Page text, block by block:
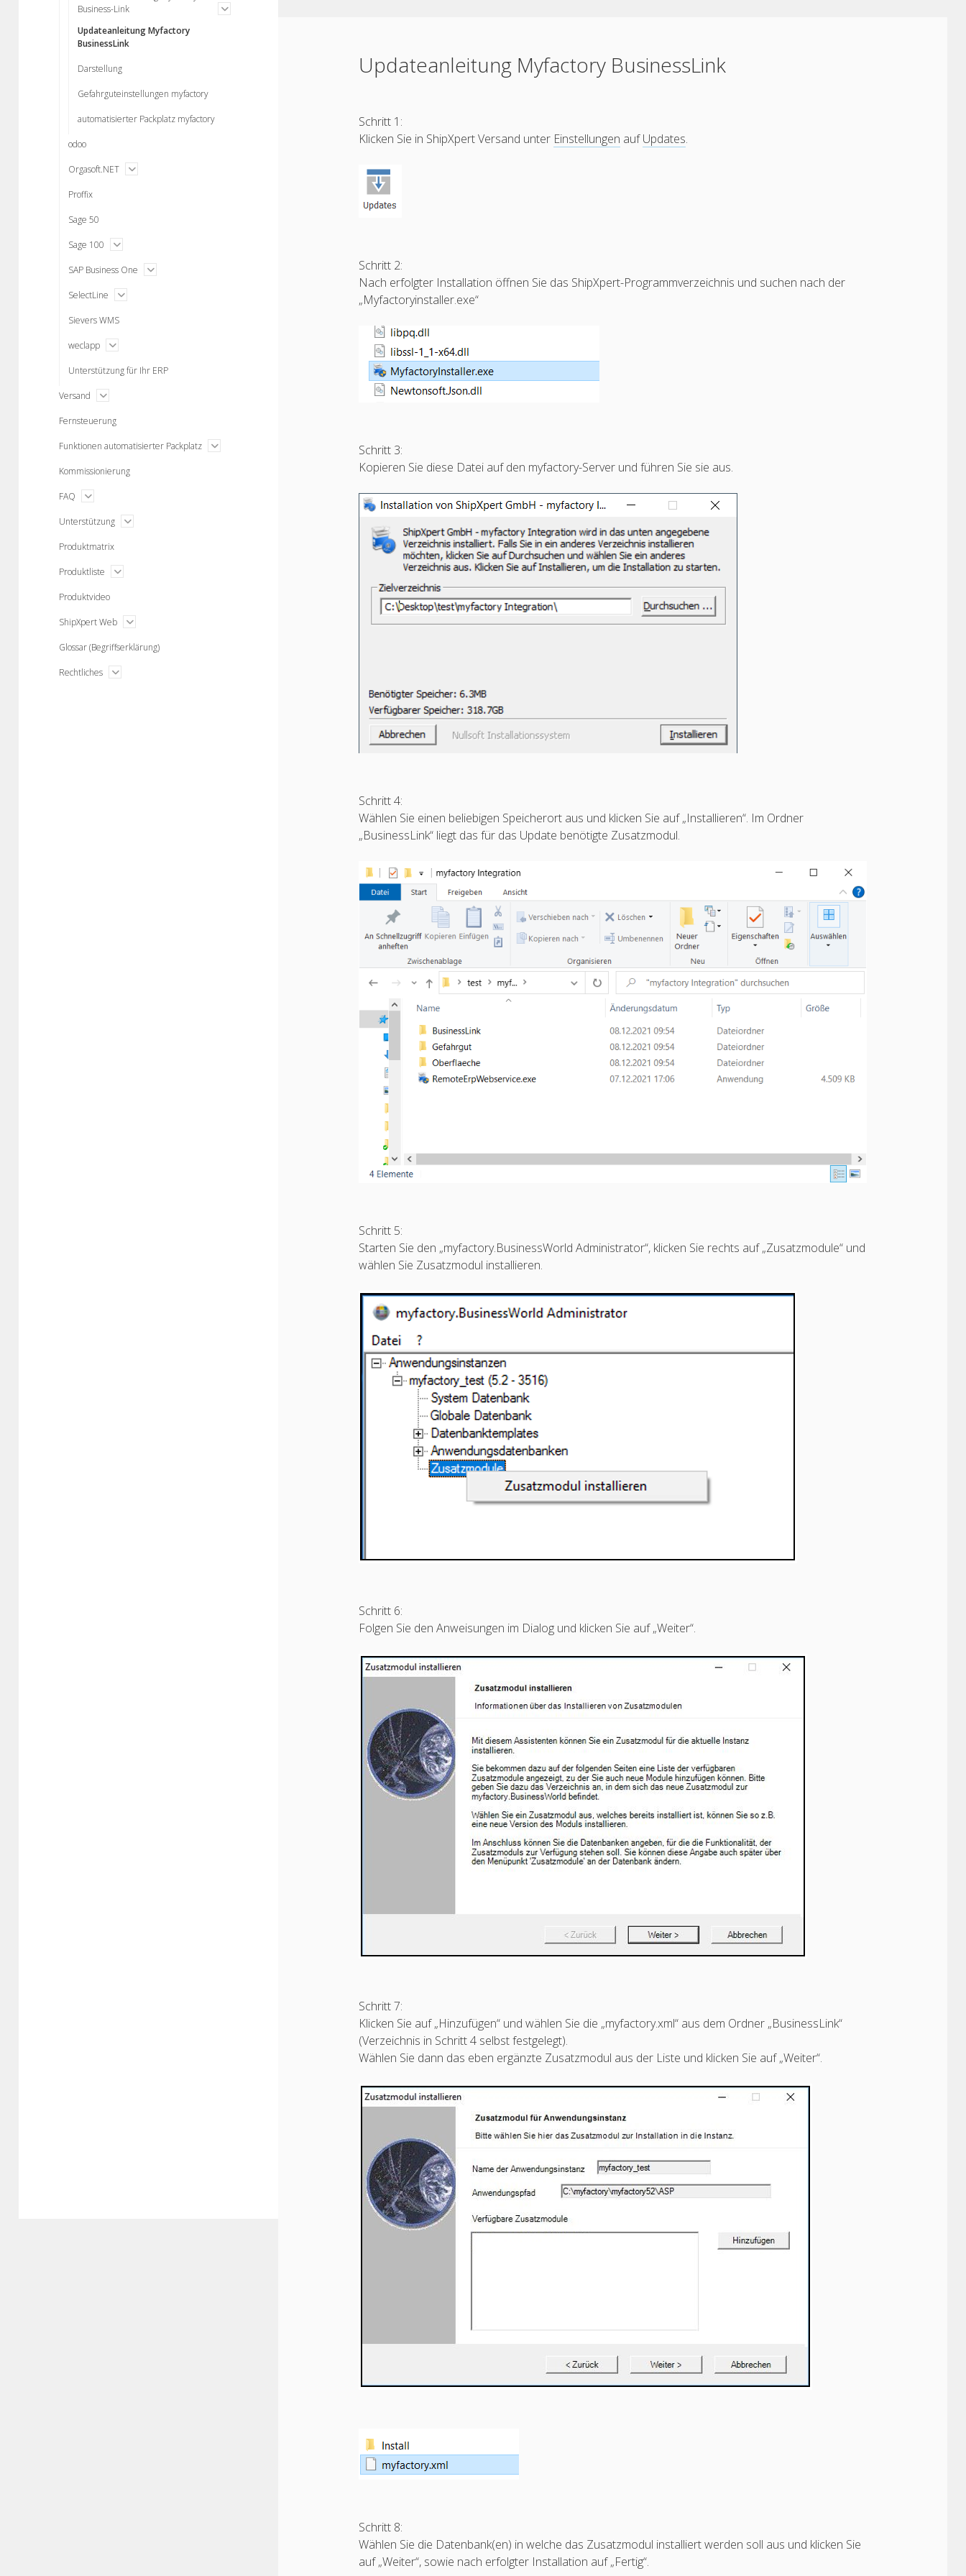
Business-Link
open
menu
Updateanleitung Myfactory
BusinessLink
Darstellung
Gefahrguteinstellungen myfactory
automatisierter Packplatz myfactory
odoo
Orgasoft.NET
open
menu
Proffix
Sage 50
Sage 100
open
menu
SAP Business One
open
menu
SelectLine
open
menu
Sievers WMS
weclapp
open
menu
Unterstützung für Ihr ERP
Versand
open
menu
Fernsteuerung
Funktionen automatisierter Packplatz
open
menu
Kommissionierung
FAQ
open
menu
Unterstützung
open
menu
Produktmatrix
Produktliste
open
menu
Produktvideo
ShipXpert Web
open
menu
Glossar (Begriffserklärung)
Rechtliches
open
menu
Updateanleitung Myfactory BusinessLink
Schritt 1:
Klicken Sie in ShipXpert Versand unter Einstellungen aufUpdates.
Schritt 2:
Nach erfolgter Installation öffnen Sie das ShipXpert-Programmverzeichnis und suchen nach der
„Myfactoryinstaller.exe“
Schritt 3:
Kopieren Sie diese Datei auf den myfactory-Server und führen Sie sie aus.
Schritt 4:
Wählen Sie einen beliebigen Speicherort aus und klicken Sie auf „Installieren“. Im Ordner
„BusinessLink“ liegt das für das Update benötigte Zusatzmodul.
Schritt 5:
Starten Sie den „myfactory.BusinessWorld Administrator“, klicken Sie rechts auf „Zusatzmodule“ und
wählen Sie Zusatzmodul installieren.
Schritt 6:
Folgen Sie den Anweisungen im Dialog und klicken Sie auf „Weiter“.
Schritt 7:
Klicken Sie auf „Hinzufügen“ und wählen Sie die „myfactory.xml“ aus dem Ordner „BusinessLink“
(Verzeichnis in Schritt 4 selbst festgelegt).
Wählen Sie dann das eben ergänzte Zusatzmodul aus der Liste und klicken Sie auf „Weiter“.
Schritt 8:
Wählen Sie die Datenbank(en) in welche das Zusatzmodul installiert werden soll aus und klicken Sie
auf „Weiter“, sowie nach erfolgter Installation auf „Fertig“.